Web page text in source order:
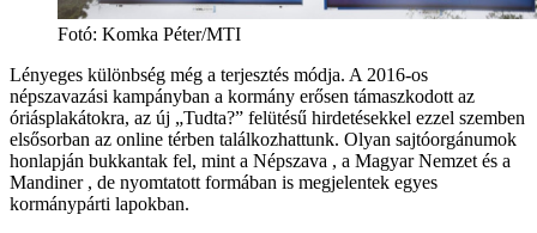
Fotó: Komka Péter/MTI
Lényeges különbség még a terjesztés módja. A 2016-os
népszavazási kampányban a kormány erősen támaszkodott az
óriásplakátokra, az új „Tudta?” felütésű hirdetésekkel ezzel szemben
elsősorban az online térben találkozhattunk. Olyan sajtóorgánumok
honlapján bukkantak fel, mint a Népszava , a Magyar Nemzet és a
Mandiner , de nyomtatott formában is megjelentek egyes
kormánypárti lapokban.